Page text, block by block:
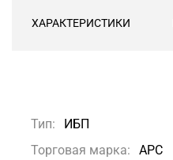
ХАРАКТЕРИСТИКИ
Тип:
ИБП
Торговая марка:
APC